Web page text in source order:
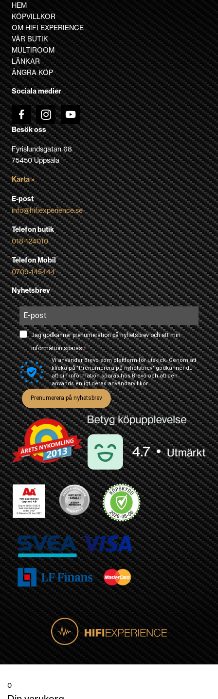
varianter.
De
olika
alternativen
kan
väljas
på
produktsidan
HEM
KÖPVILLKOR
OM HIFI EXPERIENCE
VÅR BUTIK
MULTIROOM
LÄNKAR
ÅNGRA KÖP
Sociala medier
Besök oss
Fyrislundsgatan 68
75450 Uppsala
Karta »
E-post
info@hifiexperience.se
Telefon butik
018-124010
Telefon Mobil
0709-145444
Nyhetsbrev
Jag godkänner prenumeration på nyhetsbrev och att min
information sparas.
Vi använder Brevo som plattform för utskick. Genom att
klicka på "Prenumerera på nyhetsbrev" godkänner du
att din information sparas hos Brevo och att den
används enligt derasanvändarvillkor
Prenumerera på nyhetsbrev
0